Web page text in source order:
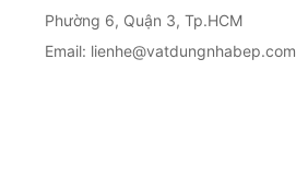
Phường 6, Quận 3, Tp.HCM
Email: lienhe@vatdungnhabep.com